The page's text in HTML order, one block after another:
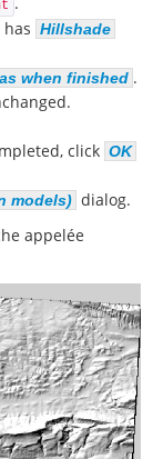
Hillshade
when finished .
click OK
models) dialog.
appelée